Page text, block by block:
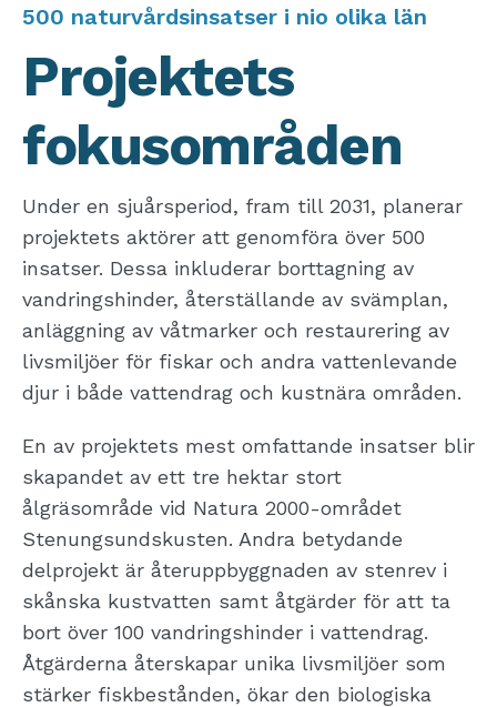
500 naturvårdsinsatser i nio olika län
Projektets
fokusområden
Under en sjuårsperiod, fram till 2031, planerar
projektets aktörer att genomföra över 500
insatser. Dessa inkluderar borttagning av
vandringshinder, återställande av svämplan,
anläggning av våtmarker och restaurering av
livsmiljöer för fiskar och andra vattenlevande
djur i både vattendrag och kustnära områden.
En av projektets mest omfattande insatser blir
skapandet av ett tre hektar stort
ålgräsområde vid Natura 2000-området
Stenungsundskusten. Andra betydande
delprojekt är återuppbyggnaden av stenrev i
skånska kustvatten samt åtgärder för att ta
bort över 100 vandringshinder i vattendrag.
Åtgärderna återskapar unika livsmiljöer som
stärker fiskbestånden, ökar den biologiska